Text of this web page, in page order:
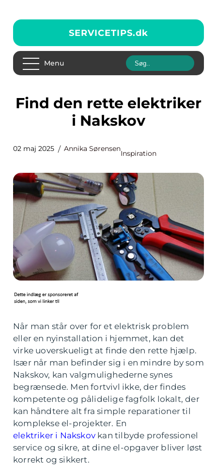
SERVICETIPS.dk
Menu
Find den rette elektriker
i Nakskov
02 maj 2025 Annika Sørensen
Inspiration
Når man står over for et elektrisk problem
eller en nyinstallation i hjemmet, kan det
virke uoverskueligt at finde den rette hjælp.
Især når man befinder sig i en mindre by som
Nakskov, kan valgmulighederne synes
begrænsede. Men fortvivl ikke, der findes
kompetente og pålidelige fagfolk lokalt, der
kan håndtere alt fra simple reparationer til
komplekse el-projekter. En
elektriker i Nakskov kan tilbyde professionel
service og sikre, at dine el-opgaver bliver løst
korrekt og sikkert.